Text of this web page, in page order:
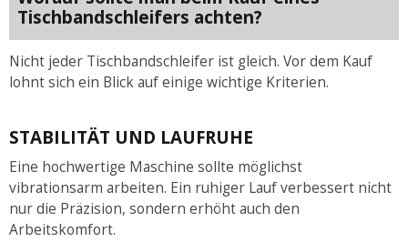
Tischbandschleifers achten?
Nicht jeder Tischbandschleifer ist gleich. Vor dem Kauf
lohnt sich ein Blick auf einige wichtige Kriterien.
STABILITÄT UND LAUFRUHE
Eine hochwertige Maschine sollte möglichst
vibrationsarm arbeiten. Ein ruhiger Lauf verbessert nicht
nur die Präzision, sondern erhöht auch den
Arbeitskomfort.